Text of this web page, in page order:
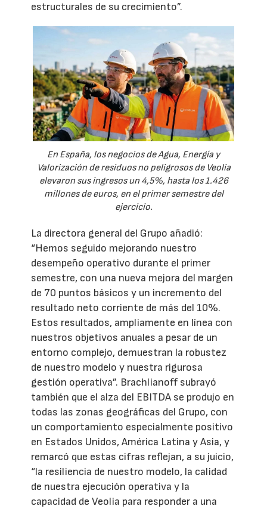
estructurales de su crecimiento”.
En España, los negocios de Agua, Energía y
Valorización de residuos no peligrosos de Veolia
elevaron sus ingresos un 4,5%, hasta los 1.426
millones de euros, en el primer semestre del
ejercicio.
La directora general del Grupo añadió:
“Hemos seguido mejorando nuestro
desempeño operativo durante el primer
semestre, con una nueva mejora del margen
de 70 puntos básicos y un incremento del
resultado neto corriente de más del 10%.
Estos resultados, ampliamente en línea con
nuestros objetivos anuales a pesar de un
entorno complejo, demuestran la robustez
de nuestro modelo y nuestra rigurosa
gestión operativa”. Brachlianoff subrayó
también que el alza del EBITDA se produjo en
todas las zonas geográficas del Grupo, con
un comportamiento especialmente positivo
en Estados Unidos, América Latina y Asia, y
remarcó que estas cifras reflejan, a su juicio,
“la resiliencia de nuestro modelo, la calidad
de nuestra ejecución operativa y la
capacidad de Veolia para responder a una